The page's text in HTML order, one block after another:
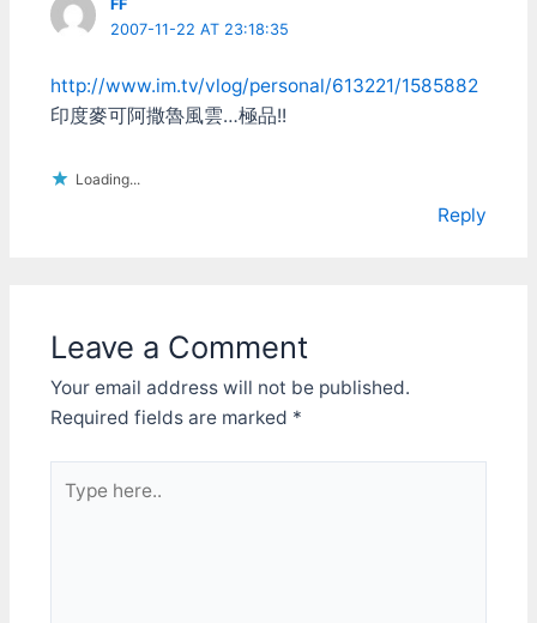
FF
2007-11-22 AT 23:18:35
http://www.im.tv/vlog/personal/613221/1585882
印度麥可阿撒魯風雲…極品!!
Loading...
Reply
Leave a Comment
Your email address will not be published.
Required fields are marked *
here..